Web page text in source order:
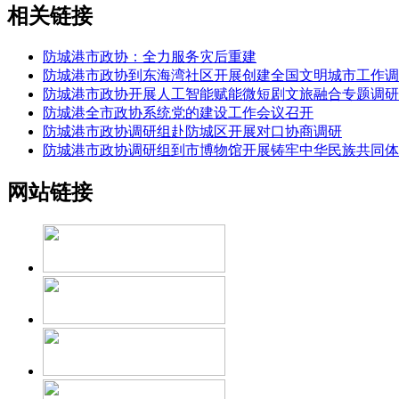
相关链接
防城港市政协：全力服务灾后重建
防城港市政协到东海湾社区开展创建全国文明城市工作
防城港市政协开展人工智能赋能微短剧文旅融合专题调研
防城港全市政协系统党的建设工作会议召开
防城港市政协调研组赴防城区开展对口协商调研
防城港市政协调研组到市博物馆开展铸牢中华民族共同
网站链接